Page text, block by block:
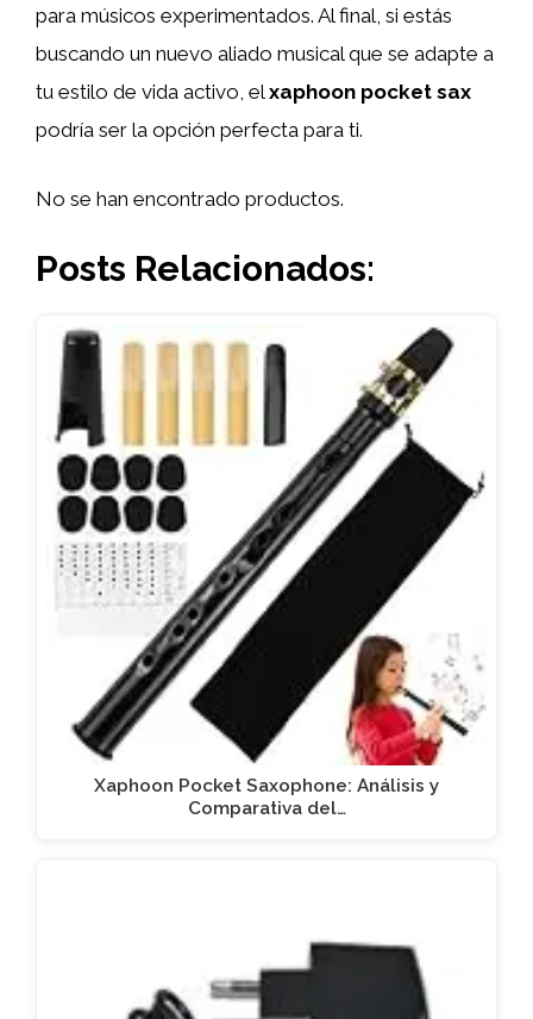
para músicos experimentados. Al final, si estás
buscando un nuevo aliado musical que se adapte a
tu estilo de vida activo, elxaphoon pocket sax
podría ser la opción perfecta para ti.
No se han encontrado productos.
Posts Relacionados:
Xaphoon Pocket Saxophone: Análisis y
Comparativa del…